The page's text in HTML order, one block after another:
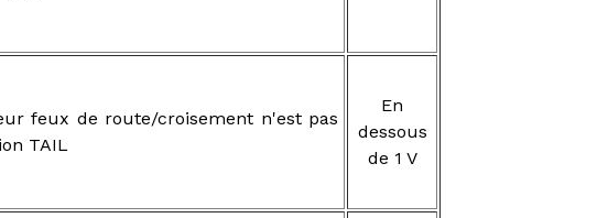
feux de route/croisement n'est pas
TAIL
En
dessous
de 1 V